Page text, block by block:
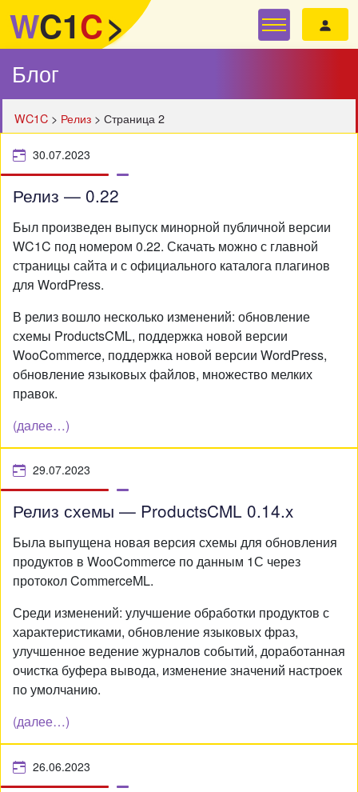
WC1C>
Блог
WC1C > Релиз > Страница 2
30.07.2023
Релиз — 0.22
Был произведен выпуск минорной публичной версии
WC1C под номером 0.22. Скачать можно с главной
страницы сайта и с официального каталога плагинов
для WordPress.
В релиз вошло несколько изменений: обновление
схемы ProductsCML, поддержка новой версии
WooCommerce, поддержка новой версии WordPress,
обновление языковых файлов, множество мелких
правок.
(далее…)
29.07.2023
Релиз схемы — ProductsCML 0.14.x
Была выпущена новая версия схемы для обновления
продуктов в WooCommerce по данным 1С через
протокол CommerceML.
Среди изменений: улучшение обработки продуктов с
характеристиками, обновление языковых фраз,
улучшенное ведение журналов событий, доработанная
очистка буфера вывода, изменение значений настроек
по умолчанию.
(далее…)
26.06.2023